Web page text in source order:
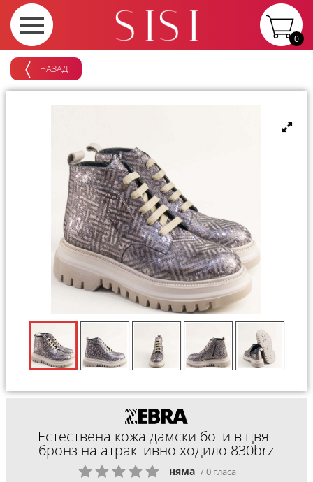
0
НАЗАД
Естествена кожа дамски боти в цвят
бронз на атрактивно ходило 830brz
няма / 0 гласа